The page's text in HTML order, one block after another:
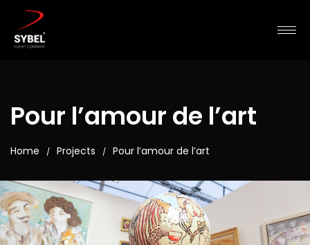
Pour l’amour de l’art
Home / Projects / Pour l’amour de l’art